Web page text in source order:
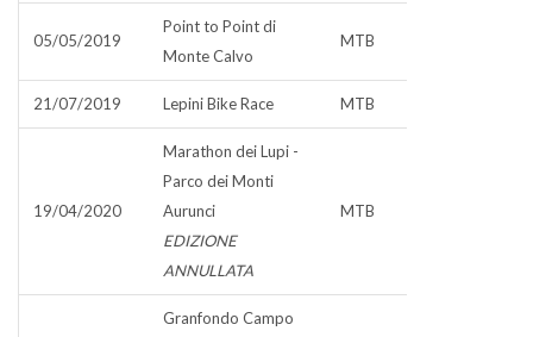
05/05/2019
Point to Point di
Monte Calvo
MTB
21/07/2019 Lepini Bike Race MTB
19/04/2020
Marathon dei Lupi -
Parco dei Monti
Aurunci
EDIZIONE
ANNULLATA
MTB
Granfondo Campo